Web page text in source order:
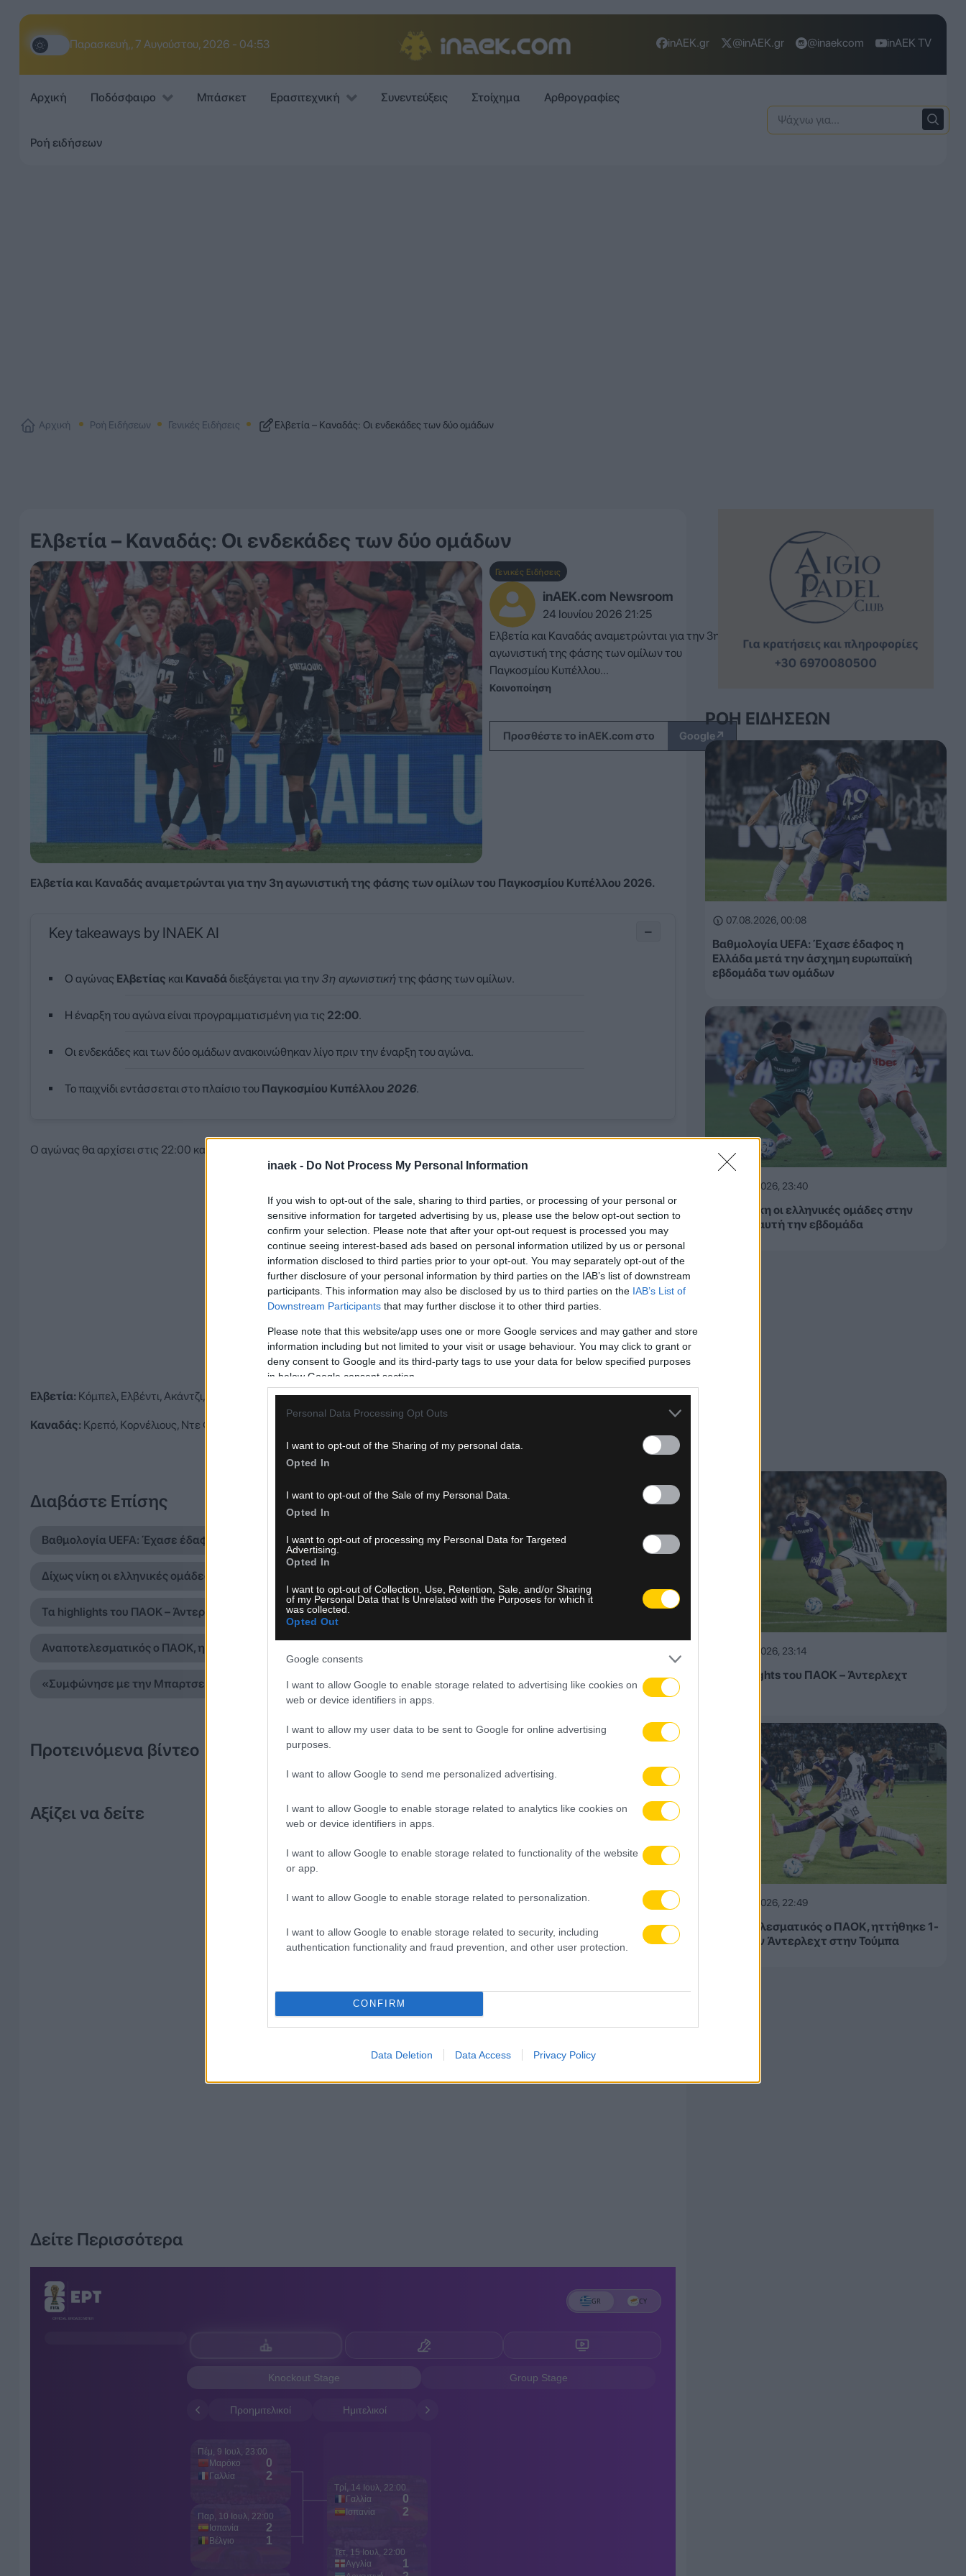
inaek - Do Not Process My Personal Information
If you wish to opt-out of the sale, sharing to third parties, or processing of your personal or
sensitive information for targeted advertising by us, please use the below opt-out section to
confirm your selection. Please note that after your opt-out request is processed you may
continue seeing interest-based ads based on personal information utilized by us or personal
information disclosed to third parties prior to your opt-out. You may separately opt-out of the
further disclosure of your personal information by third parties on the IAB’s list of downstream
participants. This information may also be disclosed by us to third parties on the IAB’s List of
Downstream Participants that may further disclose it to other third parties.
Please note that this website/app uses one or more Google services and may gather and store
information including but not limited to your visit or usage behaviour. You may click to grant or
deny consent to Google and its third-party tags to use your data for below specified purposes
in below Google consent section.
Personal Data Processing Opt Outs
I want to opt-out of the Sharing of my personal data.
Opted In
I want to opt-out of the Sale of my Personal Data.
Opted In
I want to opt-out of processing my Personal Data for Targeted
Advertising.
Opted In
I want to opt-out of Collection, Use, Retention, Sale, and/or Sharing
of my Personal Data that Is Unrelated with the Purposes for which it
was collected.
Opted Out
Google consents
I want to allow Google to enable storage related to advertising like cookies on
web or device identifiers in apps.
I want to allow my user data to be sent to Google for online advertising
purposes.
I want to allow Google to send me personalized advertising.
I want to allow Google to enable storage related to analytics like cookies on
web or device identifiers in apps.
I want to allow Google to enable storage related to functionality of the website
or app.
I want to allow Google to enable storage related to personalization.
I want to allow Google to enable storage related to security, including
authentication functionality and fraud prevention, and other user protection.
CONFIRM
Data Deletion Data Access Privacy Policy
Παρασκευή,, 7 Αυγούστου, 2026 - 04:53 inAEK.gr @inAEK.gr @inaekcom inAEK TV
Αρχική Ποδόσφαιρο Μπάσκετ Ερασιτεχνική Συνεντεύξεις Στοίχημα Αρθρογραφίες
Ροή ειδήσεων
Αρχική Ροή Ειδήσεων Γενικές Ειδήσεις Ελβετία – Καναδάς: Οι ενδεκάδες των δύο ομάδων
Ελβετία – Καναδάς: Οι ενδεκάδες των δύο ομάδων
Γενικές Ειδήσεις
inAEK.com Newsroom
24 Ιουνίου 2026 21:25
Ελβετία και Καναδάς αναμετρώνται για την 3η
αγωνιστική της φάσης των ομίλων του
Παγκοσμίου Κυπέλλου...
Κοινοποίηση
Προσθέστε το inAEK.com στο Google↗
Ελβετία και Καναδάς αναμετρώνται για την 3η αγωνιστική της φάσης των ομίλων του Παγκοσμίου Κυπέλλου 2026.
Key takeaways by INAEK AI −
Ο αγώνας Ελβετίας και Καναδάδιεξάγεται για την 3η αγωνιστική της φάσης των ομίλων.
Η έναρξη του αγώνα είναι προγραμματισμένη για τις 22:00.
Οι ενδεκάδες και των δύο ομάδων ανακοινώθηκαν λίγο πριν την έναρξη του αγώνα.
Το παιχνίδι εντάσσεται στο πλαίσιο του Παγκοσμίου Κυπέλλου 2026.
Ο αγώνας θα αρχίσει στις 22:00 και πριν από λίγο έγιναν γνωστές οι ενδεκάδες των δύο ομάδων, αναλυτικά:
Ελβετία: Κόμπελ, Ελβέντι, Ακάντζι, Ροντρίγκες, Γιάκες, Φρόιλερ, Τζάκα, Σο, Μανζάμπι, Βάργκας, Εμπολό.
Καναδάς: Κρεπό, Κορνέλιους, Ντε Φουζερόλ, Τζόνστον, Λαριέα, Τσοϊνιέ, Σαλιμπά, Λάριν, Μπιουκάναν, Αχμέντ, Ντέιβιντ.
Διαβάστε Επίσης
Βαθμολογία UEFA: Έχασε έδαφος η Ελλάδα μετά την άσχημη ευρωπαϊκή εβδομάδα των ομάδων
Δίχως νίκη οι ελληνικές ομάδες στην Ευρώπη αυτή την εβδομάδα
Τα highlights του ΠΑΟΚ – Άντερλεχτ (VIDEO)
Αναποτελεσματικός ο ΠΑΟΚ, ηττήθηκε 1-0 από την Άντερλεχτ στην Τούμπα
«Συμφώνησε με την Μπαρτσελόνα ο Ρόδρι»
Προτεινόμενα βίντεο
Αξίζει να δείτε
Δείτε Περισσότερα
ΡΟΉ ΕΙΔΉΣΕΩΝ
07.08.2026, 00:08
Βαθμολογία UEFA: Έχασε έδαφος η
Ελλάδα μετά την άσχημη ευρωπαϊκή
εβδομάδα των ομάδων
06.08.2026, 23:40
Δίχως νίκη οι ελληνικές ομάδες στην
Ευρώπη αυτή την εβδομάδα
06.08.2026, 23:14
Τα highlights του ΠΑΟΚ – Άντερλεχτ
06.08.2026, 22:49
Αναποτελεσματικός ο ΠΑΟΚ, ηττήθηκε 1-
0 από την Άντερλεχτ στην Τούμπα